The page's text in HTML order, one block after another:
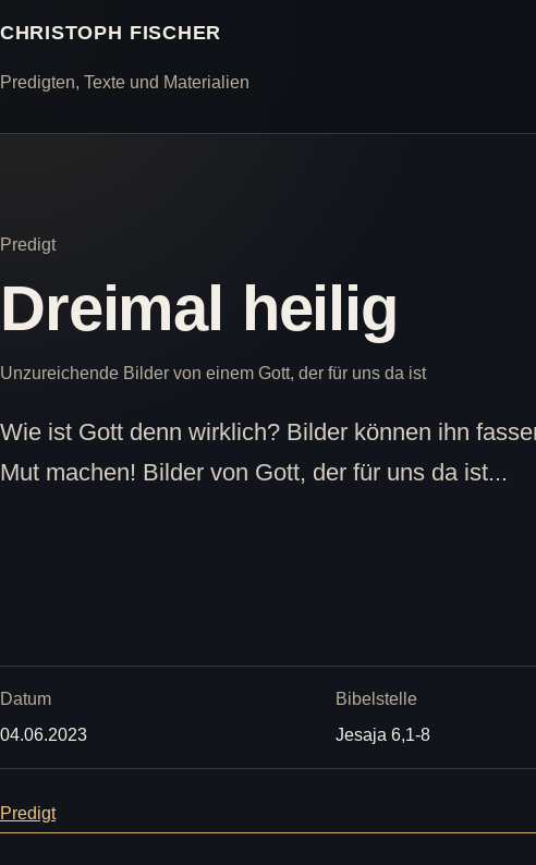
CHRISTOPH FISCHER
Predigten, Texte und Materialien
Predigt
Dreimal heilig
Unzureichende Bilder von einem Gott, der für uns da ist
Wie ist Gott denn wirklich? Bilder können ihn
Mut machen! Bilder von Gott, der für uns da ist...
Datum
04.06.2023
Bibelstelle
Jesaja 6,1-8
Predigt